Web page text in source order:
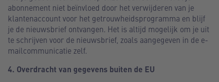
abonnement niet beïnvloed door het verwijderen van je
klantenaccount voor het getrouwheidsprogramma en blijf
je de nieuwsbrief ontvangen. Het is altijd mogelijk om je uit
te schrijven voor de nieuwsbrief, zoals aangegeven in de e-
mailcommunicatie zelf.
4. Overdracht van gegevens buiten de EU